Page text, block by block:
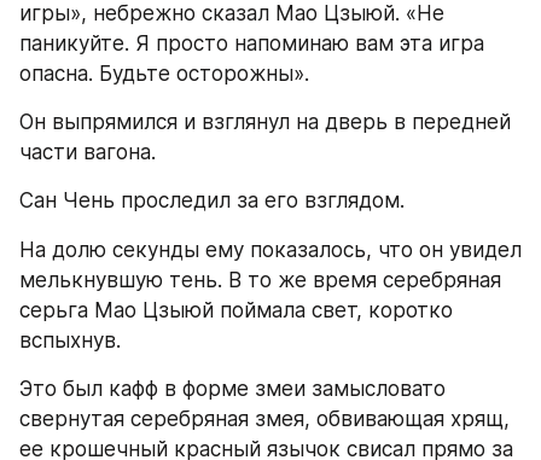
игры», небрежно сказал Мао Цзыюй. «Не
паникуйте. Я просто напоминаю вам эта игра
опасна. Будьте осторожны».
Он выпрямился и взглянул на дверь в передней
части вагона.
Сан Чень проследил за его взглядом.
На долю секунды ему показалось, что он увидел
мелькнувшую тень. В то же время серебряная
серьга Мао Цзыюй поймала свет, коротко
вспыхнув.
Это был кафф в форме змеи замысловато
свернутая серебряная змея, обвивающая хрящ,
ее крошечный красный язычок свисал прямо за